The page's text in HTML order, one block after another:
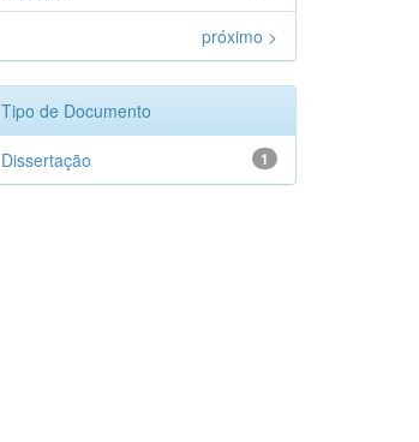
próximo >
Tipo de Documento
1
Dissertação